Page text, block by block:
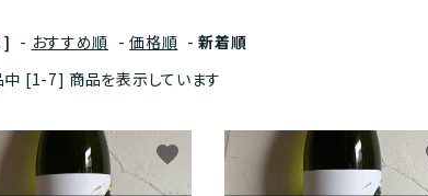
ジュース
ハンガリー
テラヴェール株式会社
株式会社ヴィントナーズ
] - おすすめ順 -価格順 -新着順
[1-7] 商品を表示しています
favorite